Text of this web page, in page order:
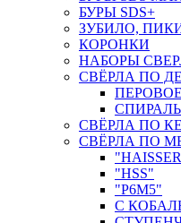
БУРЫ SDS+
ЗУБИЛО, ПИКИ
КОРОНКИ
НАБОРЫ
СВЁРЛА ПО
ПЕРОВОЕ
СВЁРЛА ПО
СВЁРЛА ПО
"HSS"
"Р6М5"
С